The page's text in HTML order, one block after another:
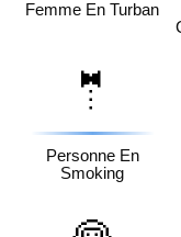
Femme En Turban
🤵
Personne En
Smoking